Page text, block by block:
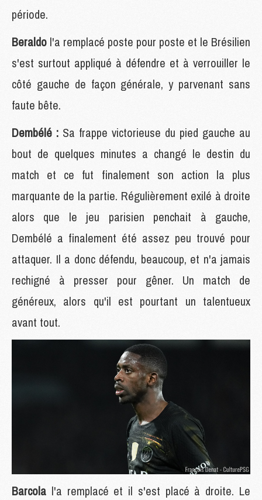
période.
Beraldo l'a remplacé poste pour poste et le Brésilien
s'est surtout appliqué à défendre et à verrouiller le
côté gauche de façon générale, y parvenant sans
faute bête.
Dembélé : Sa frappe victorieuse du pied gauche au
bout de quelques minutes a changé le destin du
match et ce fut finalement son action la plus
marquante de la partie. Régulièrement exilé à droite
alors que le jeu parisien penchait à gauche,
Dembélé a finalement été assez peu trouvé pour
attaquer. Il a donc défendu, beaucoup, et n'a jamais
rechigné à presser pour gêner. Un match de
généreux, alors qu'il est pourtant un talentueux
avant tout.
Barcola l'a remplacé et il s'est placé à droite. Le